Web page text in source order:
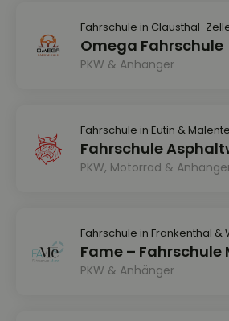
Fahrschule in Clausthal-
Omega Fahrschule
PKW & Anhänger
Fahrschule in Eutin & Malente
Fahrschule
PKW, Motorrad &
Fahrschule in Frankenthal &
Fame – Fahrschule
PKW & Anhänger